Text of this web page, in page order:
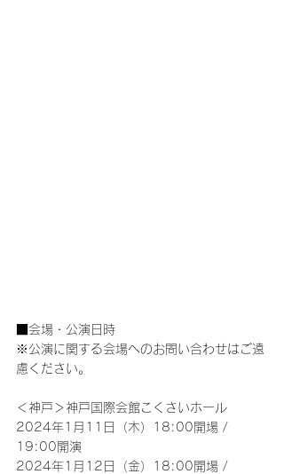
■会場・公演日時
※公演に関する会場へのお問い合わせはご遠
慮ください。
＜神戸＞神戸国際会館こくさいホール
2024年1月11日（木）18:00開場 /
19:00開演
2024年1月12日（金）18:00開場 /